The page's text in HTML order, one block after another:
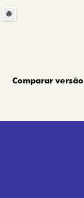
Comparar versão